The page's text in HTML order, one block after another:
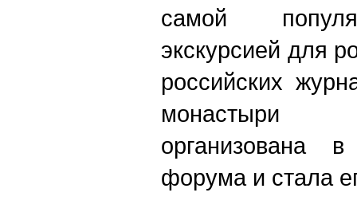
самой
экскурсией для
российских
монастыри
организована
форума и стала